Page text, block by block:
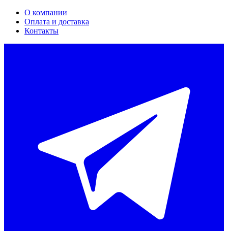
О компании
Оплата и доставка
Контакты